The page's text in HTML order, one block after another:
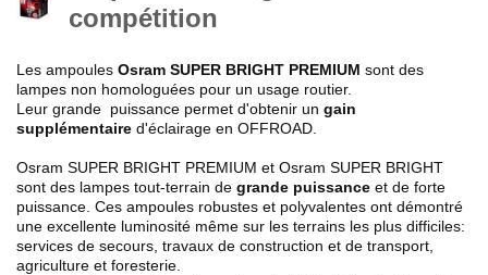
compétition
Les ampoules Osram SUPER BRIGHT PREMIUM sont des
lampes non homologuées pour un usage routier.
Leur grande puissance permet d'obtenir un gain
supplémentaire d'éclairage en OFFROAD.
Osram SUPER BRIGHT PREMIUM et Osram SUPER BRIGHT
sont des lampes tout-terrain de grande puissance et de forte
puissance. Ces ampoules robustes et polyvalentes ont démontré
une excellente luminosité même sur les terrains les plus difficiles:
services de secours, travaux de construction et de transport,
agriculture et foresterie.